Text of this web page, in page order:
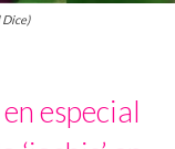
Dice)
especial